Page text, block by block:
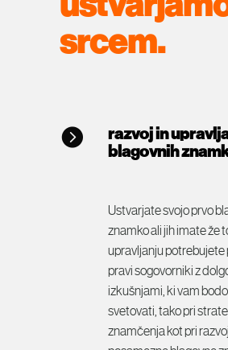
srcem.
razvoj in
blagovnih
Ustvarjate svojo prvo
znamko ali jih imate že
upravljanju
pravi sogovorniki z
izkušnjami, ki vam
svetovati, tako pri
znamčenja kot pri